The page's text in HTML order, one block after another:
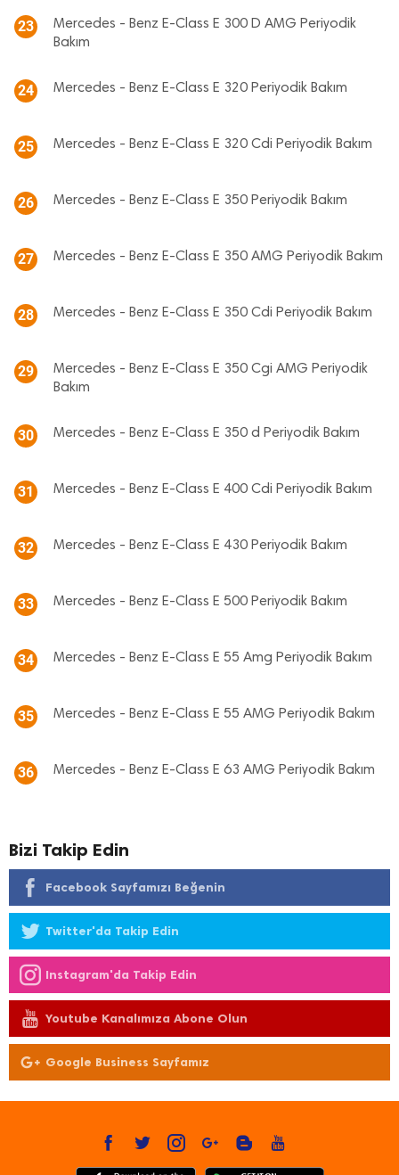
23
Mercedes - Benz E-Class E 300 D AMG Periyodik
Bakım
24 Mercedes - Benz E-Class E 320 Periyodik Bakım
25 Mercedes - Benz E-Class E 320 Cdi Periyodik Bakım
26 Mercedes - Benz E-Class E 350 Periyodik Bakım
27 Mercedes - Benz E-Class E 350 AMG Periyodik Bakım
28 Mercedes - Benz E-Class E 350 Cdi Periyodik Bakım
29
Mercedes - Benz E-Class E 350 Cgi AMG Periyodik
Bakım
30 Mercedes - Benz E-Class E 350 d Periyodik Bakım
31 Mercedes - Benz E-Class E 400 Cdi Periyodik Bakım
32 Mercedes - Benz E-Class E 430 Periyodik Bakım
33 Mercedes - Benz E-Class E 500 Periyodik Bakım
34 Mercedes - Benz E-Class E 55 Amg Periyodik Bakım
35 Mercedes - Benz E-Class E 55 AMG Periyodik Bakım
36 Mercedes - Benz E-Class E 63 AMG Periyodik Bakım
Bizi Takip Edin
Facebook Sayfamızı Beğenin
Twitter'da Takip Edin
Instagram'da Takip Edin
Youtube Kanalımıza Abone Olun
Google Business Sayfamız